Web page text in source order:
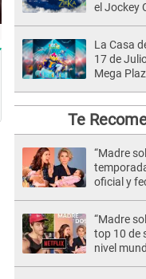
el Jockey
La Casa
17 de
Mega
Te
“Madre
oficial y
“Madre
top 10 de
nivel